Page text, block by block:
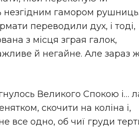
незгідним гамором рушниць.
переводили дух, і тоді,
з місця зграя галок,
й негайне. Але зараз
Великого Спокою і…
скочити на коліна і,
все одно, об чиї груди